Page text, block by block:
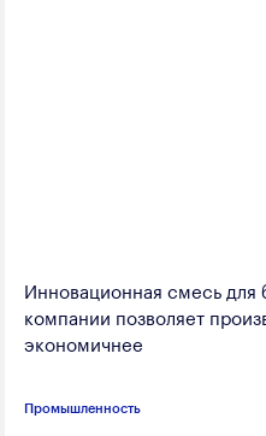
Инновационная смесь для
компании позволяет
экономичнее
Промышленность